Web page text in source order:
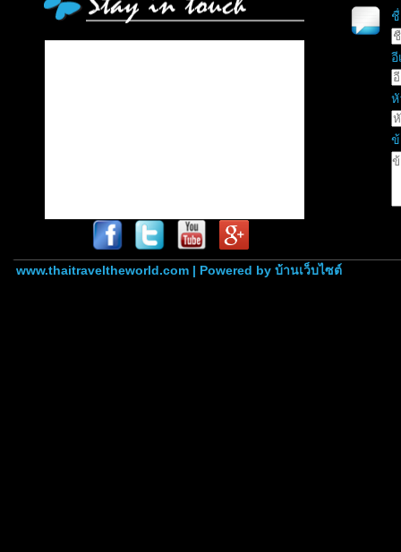
อี
หั
www.thaitraveltheworld.com | Powered by บ้านเว็บไซต์